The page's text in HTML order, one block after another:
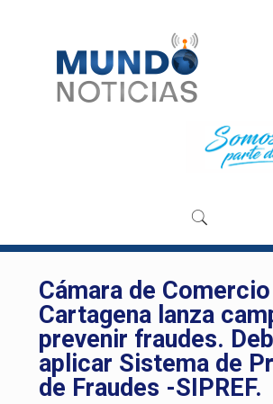
Cámara de
Cartagena lanza
prevenir fraudes.
aplicar Sistema de
de Fraudes -SIPREF.